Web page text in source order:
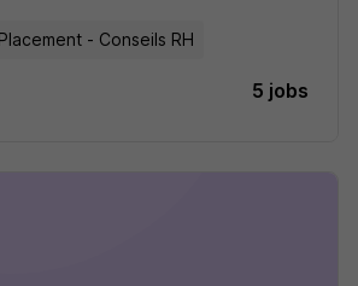
- Conseils RH
5 jobs